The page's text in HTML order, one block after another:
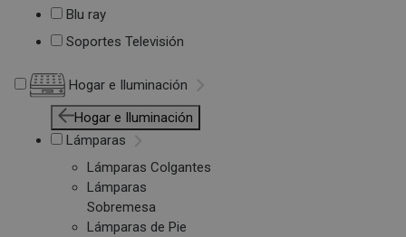
Blu ray
Soportes Televisión
Hogar e Iluminación
Hogar e Iluminación
Lámparas
Lámparas Colgantes
Lámparas
Sobremesa
Lámparas de Pie